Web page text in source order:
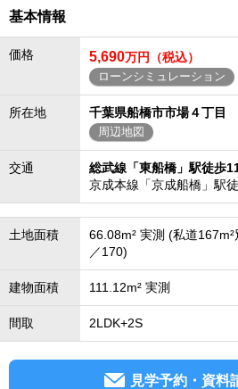
基本情報
価格 5,690万円（税込）
ローンシミュレーション
所在地 千葉県船橋市市場４丁目
周辺地図
交通
総武線「東船橋」駅徒歩
京成本線「京成船橋」駅
土地面積
66.08m² 実測 (私道
／170)
建物面積 111.12m² 実測
間取 2LDK+2S
見学予約・資料